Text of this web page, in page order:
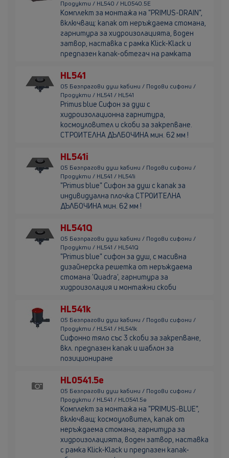
Продукти / HL540 / HL0540.5E
Комплект за монтажа на "PRIMUS-DRAIN",
включващ: капак от неръждаема стомана,
гарнитура за хидроизолацията, воден
затвор, наставка с рамка Klick-Klack и
предпазен капак-обтегач на рамката
HL541
05 Безпрагови душ кабини / Подови сифони /
Продукти / HL541 / HL541
Primus blue Сифон за душ с
хидроизолационна гарнитура,
космоуловител и скоби за закрепване.
СТРОИТЕЛНА ДЪЛБОЧИНА мин. 62 мм !
HL541i
05 Безпрагови душ кабини / Подови сифони /
Продукти / HL541 / HL541i
"Primus blue" Сифон за душ с капак за
индивидуална плочка СТРОИТЕЛНА
ДЪЛБОЧИНА мин. 62 мм !
HL541Q
05 Безпрагови душ кабини / Подови сифони /
Продукти / HL541 / HL541Q
"Primus blue" сифон за душ, с масивна
дизайнерска решетка от неръждаема
стомана 'Quadra', гарнитура за
хидроизолация и монтажни скоби
HL541k
05 Безпрагови душ кабини / Подови сифони /
Продукти / HL541 / HL541k
Сифонно тяло със 3 скоби за закрепване,
вкл. предпазен капак и шаблон за
позициониране
HL0541.5e
05 Безпрагови душ кабини / Подови сифони /
Продукти / HL541 / HL0541.5e
Комплект за монтажа на "PRIMUS-BLUE",
включващ: космоуловител, капак от
неръждаема стомана, гарнитура за
хидроизолацията, воден затвор, наставка
с рамка Klick-Klack и предпазен капак-